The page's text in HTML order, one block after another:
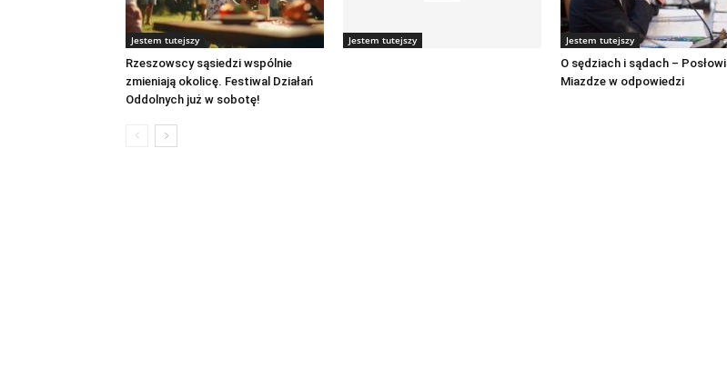
Jestem tutejszy
Rzeszowscy sąsiedzi wspólnie
zmieniają okolicę. Festiwal Działań
Oddolnych już w sobotę!
Jestem tutejszy Jestem tutejszy
O sędziach i sądach – Posłowi
Miazdze w odpowiedzi